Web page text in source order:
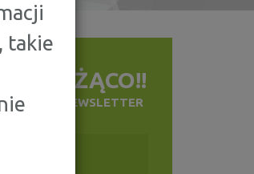
takie
BIEŻĄCO!!
NA NASZ NEWSLETTER